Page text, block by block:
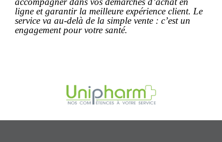
ligne et garantir la meilleure expérience client. Le
service va au-delà de la simple vente : c’est un
engagement pour votre santé.